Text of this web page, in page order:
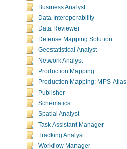
Business Analyst
Data Interoperability
Data Reviewer
Defense Mapping Solution
Geostatistical Analyst
Network Analyst
Production Mapping
Production Mapping: MPS-Atlas
Publisher
Schematics
Spatial Analyst
Task Assistant Manager
Tracking Analyst
Workflow Manager